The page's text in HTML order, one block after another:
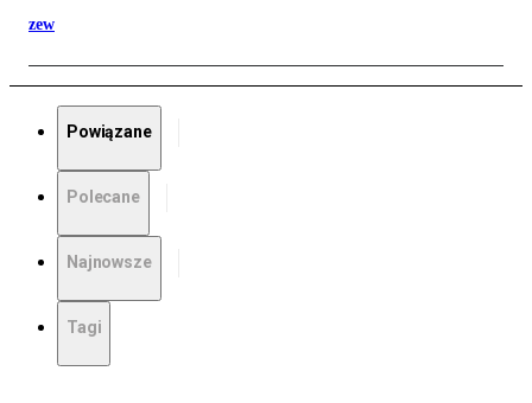
zew
Powiązane
Polecane
Najnowsze
Tagi